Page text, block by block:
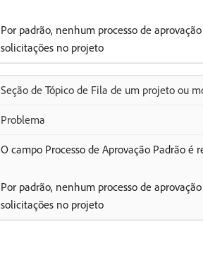
Por padrão, nenhum processo de
solicitações no projeto
Seção de Tópico de Fila de um projeto ou
Problema
O campo Processo de Aprovação Padrão é
Por padrão, nenhum processo de
solicitações no projeto